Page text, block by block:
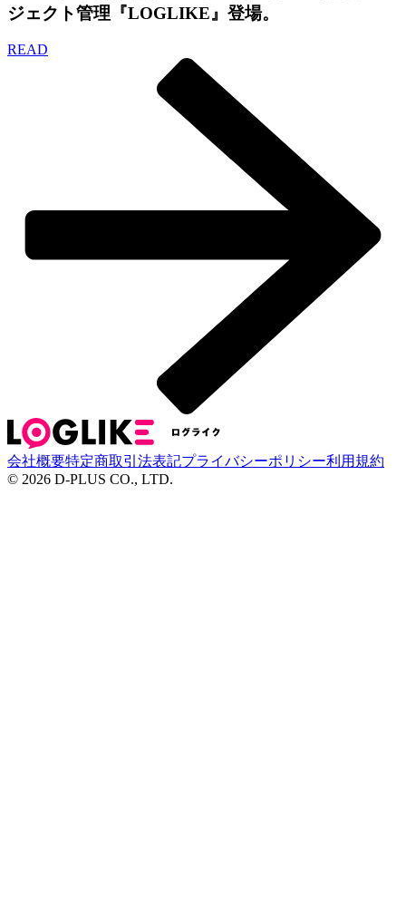
ジェクト管理『LOGLIKE』登場。
READ
会社概要特定商取引法表記プライバシーポリシー利用規約
© 2026 D-PLUS CO., LTD.